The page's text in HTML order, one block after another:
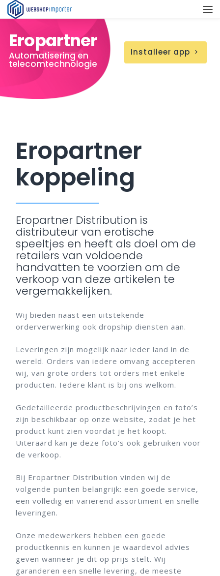
Eropartner
Automatisering en
telecomtechnologie
Installeer app chevron_right
Eropartner
koppeling
Eropartner Distribution is
distributeur van erotische
speeltjes en heeft als doel om de
retailers van voldoende
handvatten te voorzien om de
verkoop van deze artikelen te
vergemakkelijken.
Wij bieden naast een uitstekende
orderverwerking ook dropship diensten aan.
Leveringen zijn mogelijk naar ieder land in de
wereld. Orders van iedere omvang accepteren
wij, van grote orders tot orders met enkele
producten. Iedere klant is bij ons welkom.
Gedetailleerde productbeschrijvingen en foto’s
zijn beschikbaar op onze website, zodat je het
product kunt zien voordat je het koopt.
Uiteraard kan je deze foto’s ook gebruiken voor
de verkoop.
Bij Eropartner Distribution vinden wij de
volgende punten belangrijk: een goede service,
een volledig en variërend assortiment en snelle
leveringen.
Onze medewerkers hebben een goede
productkennis en kunnen je waardevol advies
geven wanneer je dit op prijs stelt. Wij
garanderen een snelle levering, de meeste